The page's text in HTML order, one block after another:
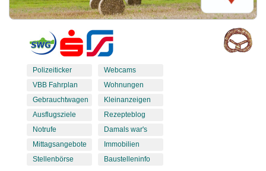
Polizeiticker
VBB Fahrplan
Gebrauchtwagen
Ausflugsziele
Notrufe
Mittagsangebote
Stellenbörse
Webcams
Wohnungen
Kleinanzeigen
Rezepteblog
Damals war's
Immobilien
Baustelleninfo